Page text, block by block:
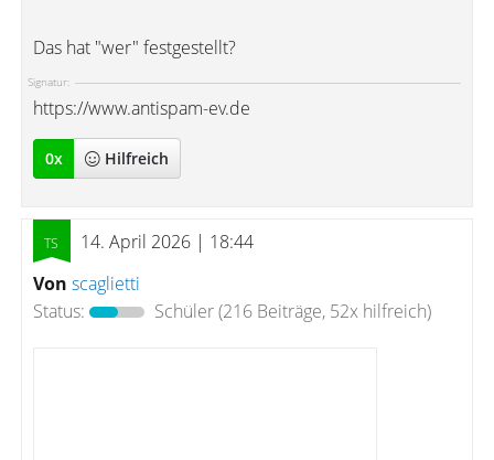
Das hat "wer" festgestellt?
Signatur:
https://www.antispam-ev.de
0x Hilfreich
14. April 2026 | 18:44
Von scaglietti
Status:
Schüler(216 Beiträge, 52x hilfreich)